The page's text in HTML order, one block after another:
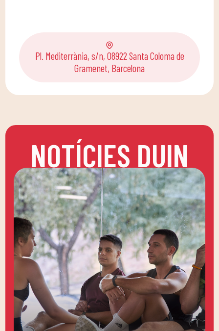
Pl. Mediterrània, s/n, 08922 Santa Coloma de
Gramenet, Barcelona
NOTÍCIES DUIN